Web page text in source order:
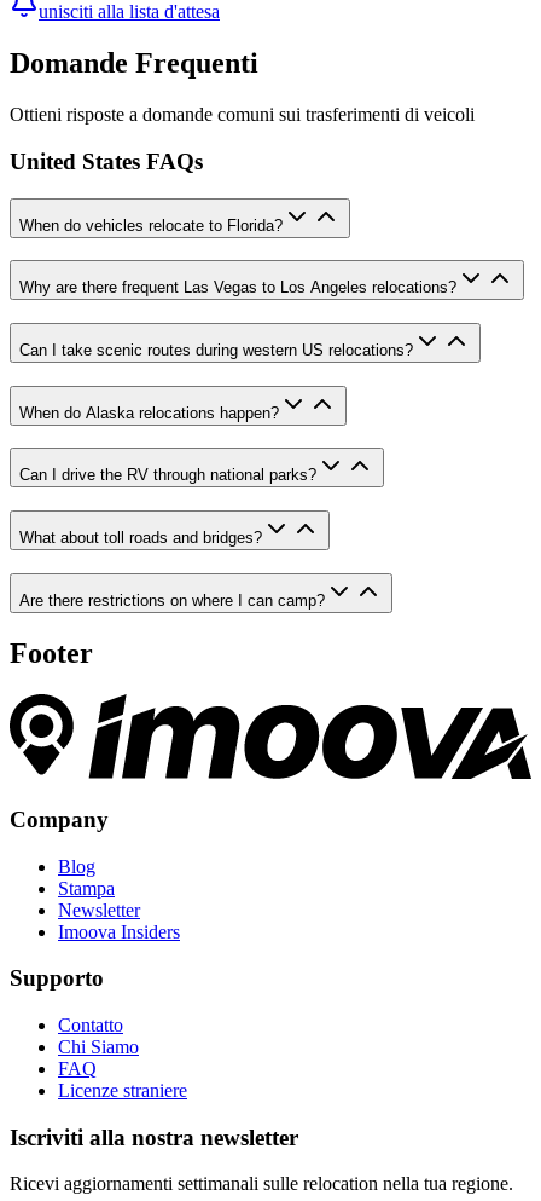
unisciti alla lista d'attesa
Domande Frequenti
Ottieni risposte a domande comuni sui trasferimenti di veicoli
United States FAQs
When do vehicles relocate to Florida?
Why are there frequent Las Vegas to Los Angeles relocations?
Can I take scenic routes during western US relocations?
When do Alaska relocations happen?
Can I drive the RV through national parks?
What about toll roads and bridges?
Are there restrictions on where I can camp?
Footer
Company
Blog
Stampa
Newsletter
Imoova Insiders
Supporto
Contatto
Chi Siamo
FAQ
Licenze straniere
Iscriviti alla nostra newsletter
Ricevi aggiornamenti settimanali sulle relocation nella tua regione.